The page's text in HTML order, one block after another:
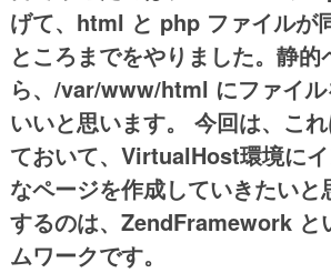
げて、html と php ファイルが
ところまでをやりました。静的
ら、/var/www/html にファイ
いいと思います。 今回は、こ
ておいて、VirtualHost環境に
なページを作成していきたいと
するのは、ZendFramework と
ムワークです。